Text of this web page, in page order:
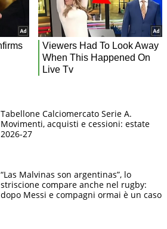
Tabellone Calciomercato Serie A.
Movimenti, acquisti e cessioni: estate
2026-27
“Las Malvinas son argentinas”, lo
striscione compare anche nel rugby:
dopo Messi e compagni ormai è un caso